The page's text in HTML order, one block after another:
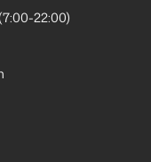
22:00)